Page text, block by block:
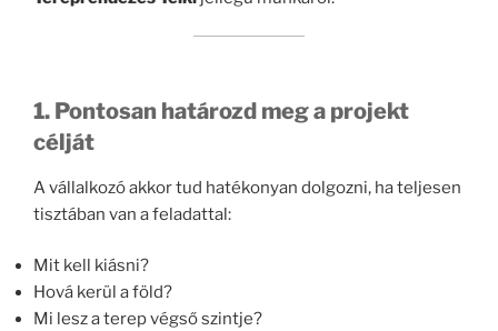
1. Pontosan határozd meg a projekt
célját
A vállalkozó akkor tud hatékonyan dolgozni, ha teljesen
tisztában van a feladattal:
Mit kell kiásni?
Hová kerül a föld?
Mi lesz a terep végső szintje?